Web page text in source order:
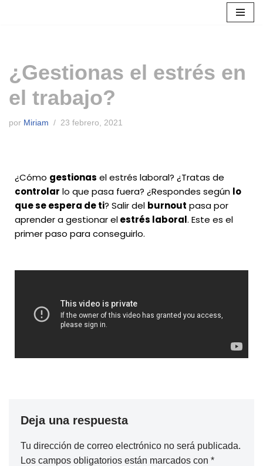
¿Gestionas el estrés en
el trabajo?
por Miriam 23 febrero, 2021
¿Cómo gestionas el estrés laboral? ¿Tratas de
controlar lo que pasa fuera? ¿Respondes según lo
que se espera de ti? Salir del burnout pasa por
aprender a gestionar elestrés laboral. Este es el
primer paso para conseguirlo.
Deja una respuesta
Tu dirección de correo electrónico no será publicada.
Los campos obligatorios están marcados con *